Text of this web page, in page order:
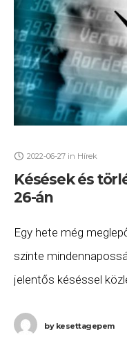
2022-06-27 in Hírek
Késések és
26-án
Egy hete még
szinte
jelentős késéssel
2022.
bykesettagepem